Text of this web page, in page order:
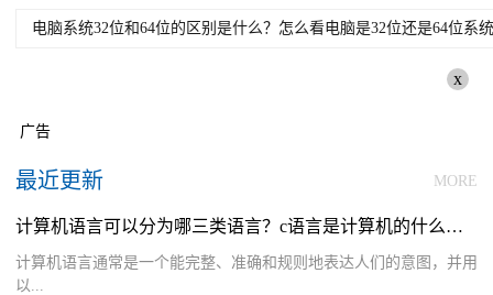
电脑系统32位和64位的区别是什么？怎么看电脑是32位还是64位系
x
广告
最近更新 MORE
计算机语言可以分为哪三类语言？c语言是计算机的什么语言类型？
计算机语言通常是一个能完整、准确和规则地表达人们的意图，并用
以...